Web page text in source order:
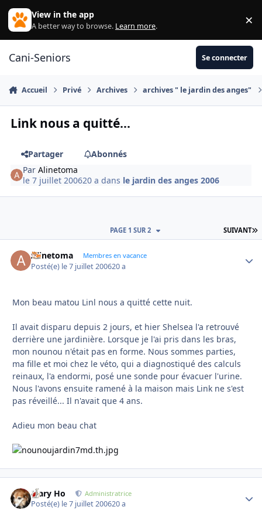
Aller au contenu
View in the app
A better way to browse. Learn more. ×
Cani-Seniors Se connecter
Accueil Privé Archives archives " le jardin des anges"
Link nous a quitté...
Partager
Abonnés
ParAlinetoma
le 7 juillet 200620 a dans le jardin des anges 2006
SUIVANT
PAGE 1 SUR 2
Alinetoma Membres en vacance
Posté(e) le 7 juillet 200620 a
Mon beau matou Linl nous a quitté cette nuit.
Il avait disparu depuis 2 jours, et hier Shelsea l'a retrouvé
derrière une jardinière. Lorsque je l'ai pris dans les bras,
mon nounou n'était pas en forme. Nous sommes parties,
ma fille et moi chez le véto, qui a diagnostiqué des calculs
reinaux, l'a endormi, posé une sonde pour évacuer l'urine.
Nous l'avons ensuite ramené à la maison mais Link ne s'est
pas réveillé... Il n'avait que 4 ans.
Adieu mon beau chat
Mary Ho Administratrice
Posté(e) le 7 juillet 200620 a